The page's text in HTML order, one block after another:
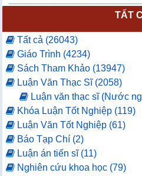
TẤT
Tất cả (26043)
Giáo Trình (4234)
Sách Tham Khảo (13947)
Luận Văn Thạc Sĩ (2058)
Luận văn thạc sĩ (Nước
Khóa Luận Tốt Nghiệp (119)
Luận Văn Tốt Nghiệp (61)
Báo Tạp Chí (2)
Luận án tiến sĩ (11)
Nghiên cứu khoa học (79)